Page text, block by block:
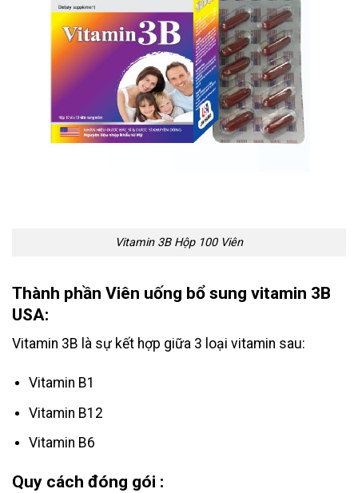
Vitamin 3B Hộp 100 Viên
Thành phần Viên uống bổ sung vitamin 3B
USA:
Vitamin 3B là sự kết hợp giữa 3 loại vitamin sau:
Vitamin B1
Vitamin B12
Vitamin B6
Quy cách đóng gói :